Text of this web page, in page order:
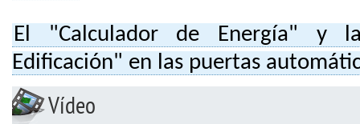
El "Calculador de Energía" y
Edificación" en las puertas
Vídeo